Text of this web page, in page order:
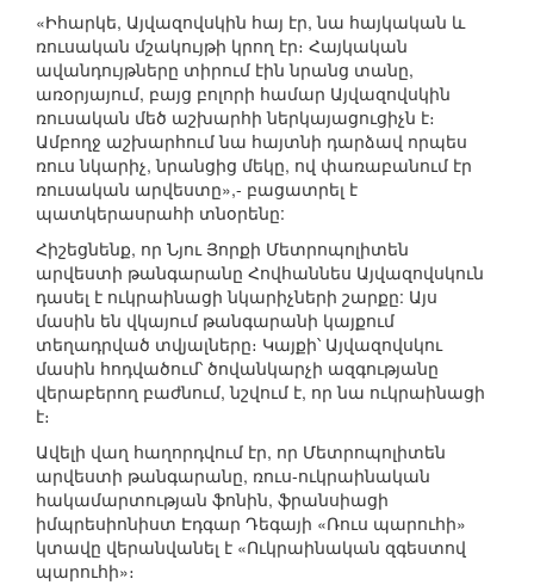
«Իհարկե, Այվազովսկին հայ էր, նա հայկական և
ռուսական մշակույթի կրող էր։ Հայկական
ավանդույթները տիրում էին նրանց տանը,
առօրյայում, բայց բոլորի համար Այվազովսկին
ռուսական մեծ աշխարհի ներկայացուցիչն է։
Ամբողջ աշխարհում նա հայտնի դարձավ որպես
ռուս նկարիչ, նրանցից մեկը, ով փառաբանում էր
ռուսական արվեստը»,- բացատրել է
պատկերասրահի տնօրենը:
Հիշեցնենք, որ Նյու Յորքի Մետրոպոլիտեն
արվեստի թանգարանը Հովհաննես Այվազովսկուն
դասել է ուկրաինացի նկարիչների շարքը: Այս
մասին են վկայում թանգարանի կայքում
տեղադրված տվյալները։ Կայքի՝ Այվազովսկու
մասին հոդվածում՝ ծովանկարչի ազգությանը
վերաբերող բաժնում, նշվում է, որ նա ուկրաինացի
է։
Ավելի վաղ հաղորդվում էր, որ Մետրոպոլիտեն
արվեստի թանգարանը, ռուս-ուկրաինական
հակամարտության ֆոնին, ֆրանսիացի
իմպրեսիոնիստ Էդգար Դեգայի «Ռուս պարուհի»
կտավը վերանվանել է «Ուկրաինական զգեստով
պարուհի»։